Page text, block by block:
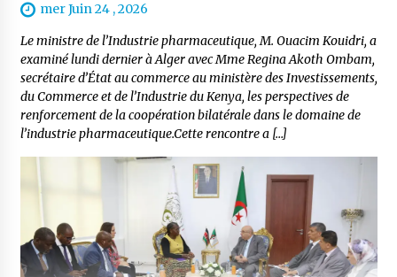
mer Juin 24 , 2026
Le ministre de l’Industrie pharmaceutique, M. Ouacim Kouidri, a
examiné lundi dernier à Alger avec Mme Regina Akoth Ombam,
secrétaire d’État au commerce au ministère des Investissements,
du Commerce et de l’Industrie du Kenya, les perspectives de
renforcement de la coopération bilatérale dans le domaine de
l’industrie pharmaceutique.Cette rencontre a […]